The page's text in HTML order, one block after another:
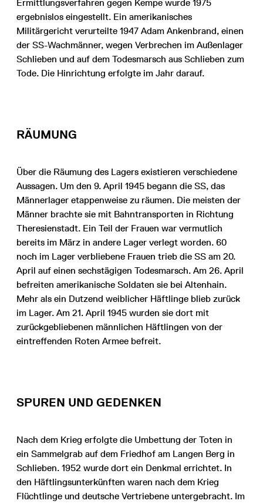
Ermittlungsverfahren gegen Kempe wurde 1975
ergebnislos eingestellt. Ein amerikanisches
Militärgericht verurteilte 1947 Adam Ankenbrand, einen
der SS-Wachmänner, wegen Verbrechen im Außenlager
Schlieben und auf dem Todesmarsch aus Schlieben zum
Tode. Die Hinrichtung erfolgte im Jahr darauf.
RÄUMUNG
Über die Räumung des Lagers existieren verschiedene
Aussagen. Um den 9. April 1945 begann die SS, das
Männerlager etappenweise zu räumen. Die meisten der
Männer brachte sie mit Bahntransporten in Richtung
Theresienstadt. Ein Teil der Frauen war vermutlich
bereits im März in andere Lager verlegt worden. 60
noch im Lager verbliebene Frauen trieb die SS am 20.
April auf einen sechstägigen Todesmarsch. Am 26. April
befreiten amerikanische Soldaten sie bei Altenhain.
Mehr als ein Dutzend weiblicher Häftlinge blieb zurück
im Lager. Am 21. April 1945 wurden sie dort mit
zurückgebliebenen männlichen Häftlingen von der
eintreffenden Roten Armee befreit.
SPUREN UND GEDENKEN
Nach dem Krieg erfolgte die Umbettung der Toten in
ein Sammelgrab auf dem Friedhof am Langen Berg in
Schlieben. 1952 wurde dort ein Denkmal errichtet. In
den Häftlingsunterkünften waren nach dem Krieg
Flüchtlinge und deutsche Vertriebene untergebracht. Im